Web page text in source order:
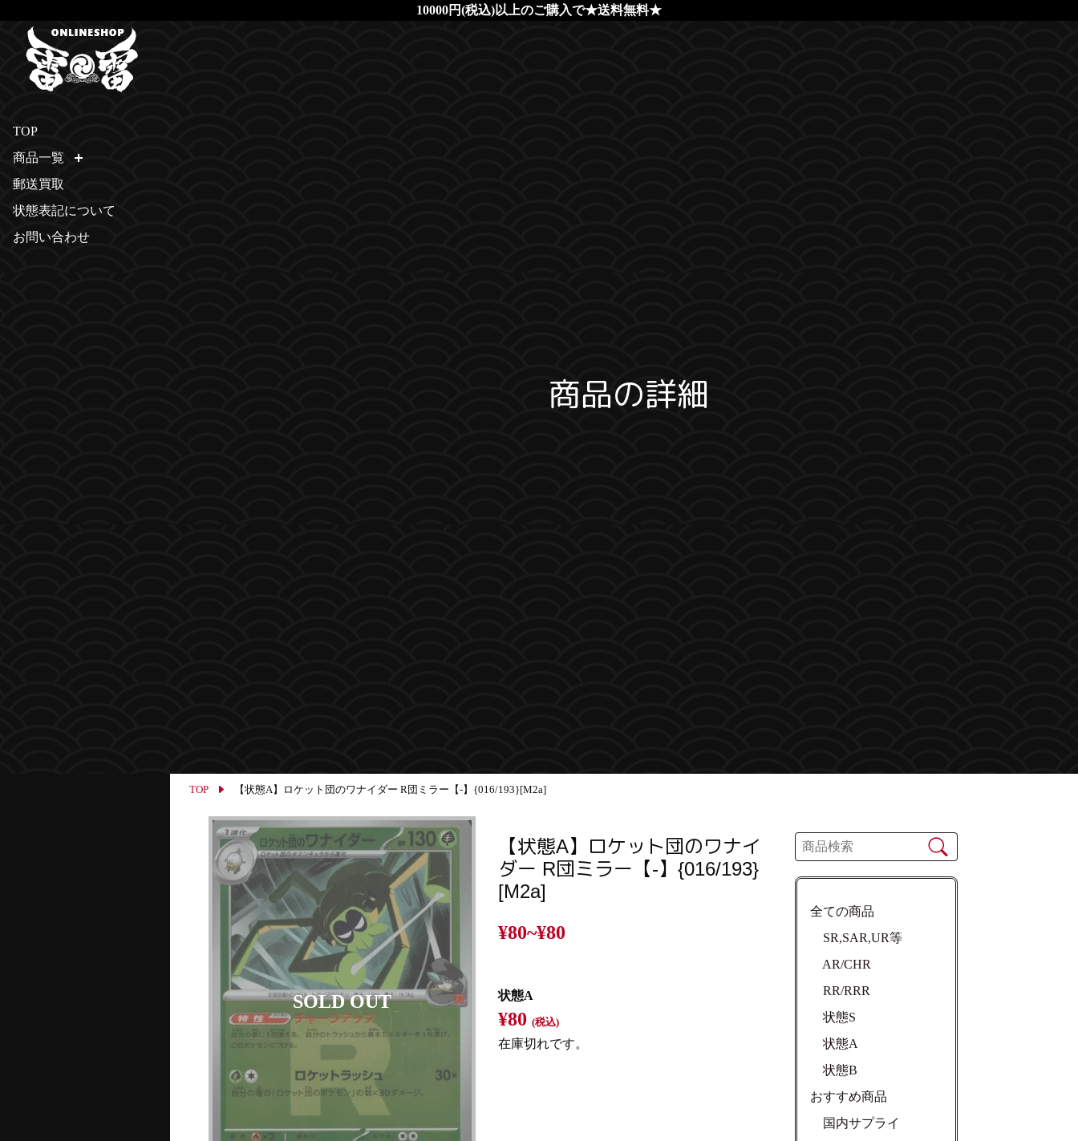
10000円(税込)以上のご購入で★送料無料★
商品の詳細
TOP 【状態A】ロケット団のワナイダー R団ミラー【-】{016/193}[M2a]
【状態A】ロケット団のワナイ
ダー R団ミラー【-】{016/193}
[M2a]
¥80~¥80
状態A
¥80(税込)
在庫切れです。
全ての商品
SR,SAR,UR等
AR/CHR
RR/RRR
状態S
状態A
状態B
おすすめ商品
国内サプライ
TOP
商品一覧
郵送買取
状態表記について
お問い合わせ